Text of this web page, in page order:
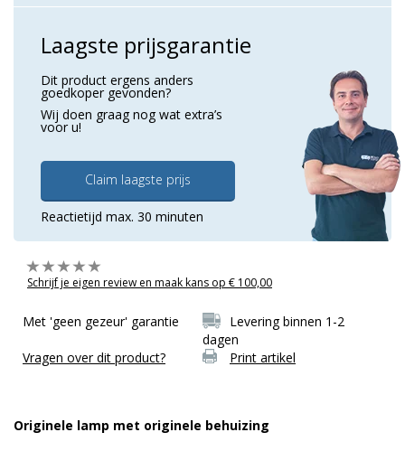
Laagste prijsgarantie
Dit product ergens anders
goedkoper gevonden?
Wij doen graag nog wat extra’s
voor u!
Claim laagste prijs
Reactietijd max. 30 minuten
Schrijf je eigen review en maak kans op € 100,00
Met 'geen gezeur' garantie
Levering binnen 1-2
dagen
Vragen over dit product?
Print artikel
Originele lamp met originele behuizing